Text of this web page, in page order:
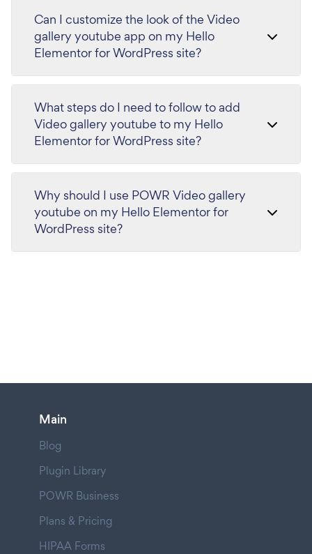
Can I customize the look of the Video
gallery youtube app on my Hello
Elementor for WordPress site?
What steps do I need to follow to add
Video gallery youtube to my Hello
Elementor for WordPress site?
Why should I use POWR Video gallery
youtube on my Hello Elementor for
WordPress site?
Main
Blog
Plugin Library
POWR Business
Plans & Pricing
HIPAA Forms